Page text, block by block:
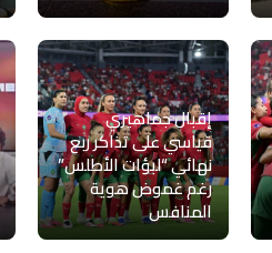
إقبال جماهيري
قياسي على تذاكر ربع
نهائي “لبؤات الأطلس”
رغم غموض هوية
المنافس